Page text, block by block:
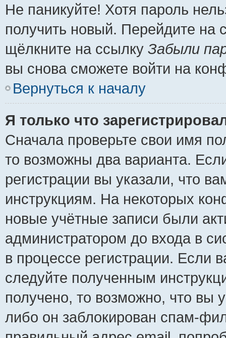
Не паникуйте! Хотя пароль
получить новый. Перейдите на
щёлкните на ссылку Забыли
вы снова сможете войти на
Вернуться к началу
Я только что
Сначала проверьте свои имя
то возможны два варианта.
регистрации вы указали, что
инструкциям. На некоторых
новые учётные записи были
администратором до входа в
в процессе регистрации.
следуйте полученным
получено, то возможно, что вы
либо он заблокирован спам-